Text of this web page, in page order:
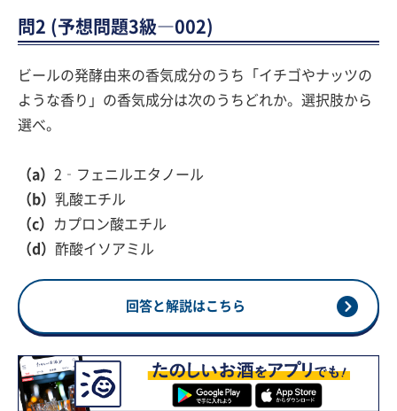
問2 (予想問題3級―002)
ビールの発酵由来の香気成分のうち「イチゴやナッツの
ような香り」の香気成分は次のうちどれか。選択肢から
選べ。
（a） 2‐フェニルエタノール
（b） 乳酸エチル
（c）
カプロン酸エチル
（d） 酢酸イソアミル
回答と解説はこちら